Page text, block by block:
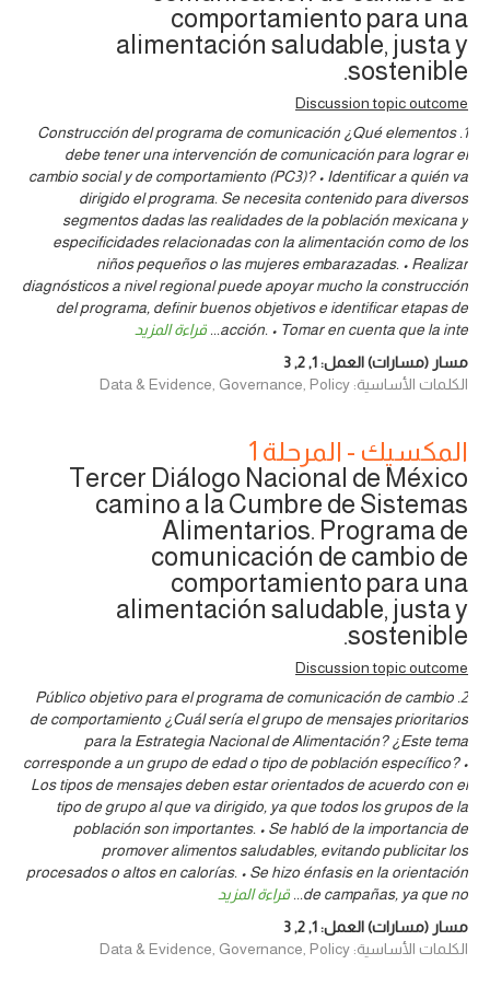
comportamiento para una
alimentación saludable, justa y
sostenible.
Discussion topic outcome
1. Construcción del programa de comunicación ¿Qué elementos
debe tener una intervención de comunicación para lograr el
cambio social y de comportamiento (PC3)? • Identificar a quién va
dirigido el programa. Se necesita contenido para diversos
segmentos dadas las realidades de la población mexicana y
especificidades relacionadas con la alimentación como de los
niños pequeños o las mujeres embarazadas. • Realizar
diagnósticos a nivel regional puede apoyar mucho la construcción
del programa, definir buenos objetivos e identificar etapas de
acción. • Tomar en cuenta que la inte
... قراءة المزيد
مسار (مسارات) العمل:1
,
2
,
3
الكلمات الأساسية: Data & Evidence, Governance, Policy
المكسيك - المرحلة 1
Tercer Diálogo Nacional de México
camino a la Cumbre de Sistemas
Alimentarios. Programa de
comunicación de cambio de
comportamiento para una
alimentación saludable, justa y
sostenible.
Discussion topic outcome
2. Público objetivo para el programa de comunicación de cambio
de comportamiento ¿Cuál sería el grupo de mensajes prioritarios
para la Estrategia Nacional de Alimentación? ¿Este tema
corresponde a un grupo de edad o tipo de población específico? •
Los tipos de mensajes deben estar orientados de acuerdo con el
tipo de grupo al que va dirigido, ya que todos los grupos de la
población son importantes. • Se habló de la importancia de
promover alimentos saludables, evitando publicitar los
procesados o altos en calorías. • Se hizo énfasis en la orientación
de campañas, ya que no
... قراءة المزيد
مسار (مسارات) العمل:1
,
2
,
3
الكلمات الأساسية: Data & Evidence, Governance, Policy